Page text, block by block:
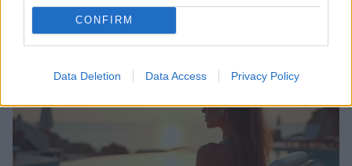
CONFIRM
Data Deletion Data Access Privacy Policy
Italian manicure: la tecnica di manicure che slancia le
unghie e domina i social
BELLEZZA